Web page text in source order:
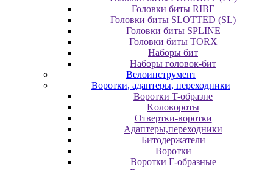
Головки биты RIBE
Головки биты SLOTTED (SL)
Головки биты SPLINE
Головки биты TORX
Наборы бит
Наборы головок-бит
Велоинструмент
Воротки, адаптеры, переходники
Bopoтки T-oбpaзне
Koлoвopoты
Oтвepтки-вopoтки
Адаптеры,переходники
Битодержатели
Воротки
Воротки Г-образные